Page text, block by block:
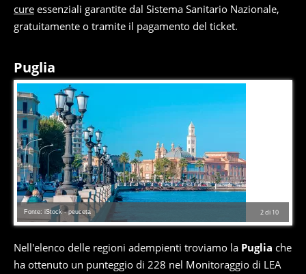
cure essenziali garantite dal Sistema Sanitario Nazionale,
gratuitamente o tramite il pagamento del ticket.
Puglia
2di 10
Fonte: iStock - peuceta
Nell'elenco delle regioni adempienti troviamo la Puglia che
ha ottenuto un punteggio di 228 nel Monitoraggio di LEA